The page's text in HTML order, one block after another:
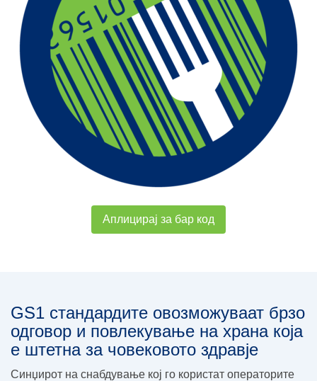
Аплицирај за бар код
GS1 стандардите овозможуваат брзо
одговор и повлекување на храна која
е штетна за човековото здравје
Синџирот на снабдување кој го користат операторите